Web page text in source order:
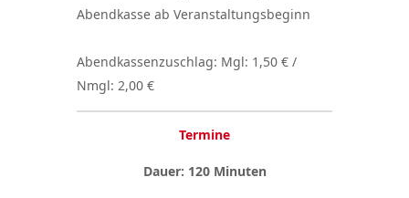
Abendkasse ab Veranstaltungsbeginn
Abendkassenzuschlag: Mgl: 1,50 € /
Nmgl: 2,00 €
Termine
Dauer: 120 Minuten